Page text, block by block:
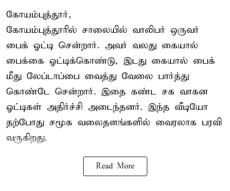
கோயம்புத்தூர்,
கோயம்புத்தூரில் சாலையில் வாலிபர் ஒருவர்
பைக் ஓட்டி சென்றார். அவர் வலது கையால்
பைக்கை ஓட்டிக்கொண்டு, இடது கையால் பைக்
மீது லேப்டாப்பை வைத்து வேலை பார்த்து
கொண்டே சென்றார். இதை கண்ட சக வாகன
ஓட்டிகள் அதிர்ச்சி அடைந்தனர். இந்த வீடியோ
தற்போது சமூக வலைதளங்களில் வைரலாக பரவி
வருகிறது.
Read More